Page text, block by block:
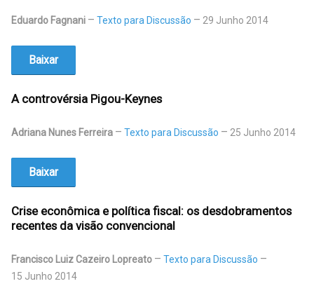
Eduardo Fagnani Texto para Discussão 29 Junho 2014
Baixar
A controvérsia Pigou-Keynes
Adriana Nunes Ferreira Texto para Discussão 25 Junho 2014
Baixar
Crise econômica e política fiscal: os desdobramentos
recentes da visão convencional
Francisco Luiz Cazeiro Lopreato
Texto para Discussão
15 Junho 2014